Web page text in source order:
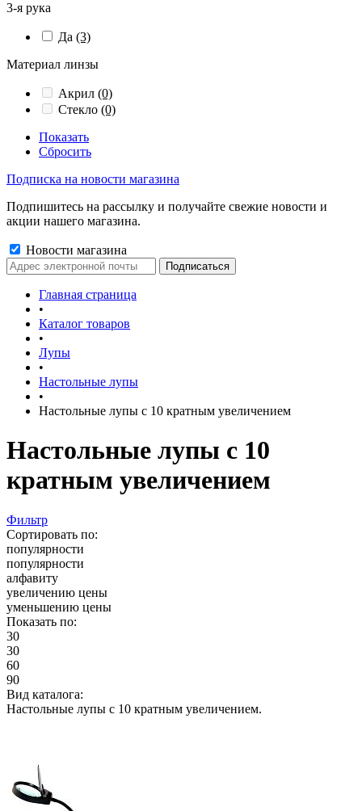
3-я рука
Да (3)
Материал линзы
Акрил (0)
Стекло (0)
Показать
Сбросить
Подписка на новости магазина
Подпишитесь на рассылку и получайте свежие новости и
акции нашего магазина.
Новости магазина
Главная страница
•
Каталог товаров
•
Лупы
•
Настольные лупы
•
Настольные лупы с 10 кратным увеличением
Настольные лупы с 10
кратным увеличением
Фильтр
Сортировать по:
популярности
популярности
алфавиту
увеличению цены
уменьшению цены
Показать по:
30
30
60
90
Вид каталога:
Настольные лупы с 10 кратным увеличением.